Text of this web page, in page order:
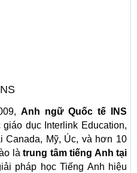
Anh ngữ Quốc tế INS
dục Interlink Education,
Canada, Mỹ, Úc, và hơn 10
là trung tâm tiếng Anh tại
pháp học Tiếng Anh hiệu